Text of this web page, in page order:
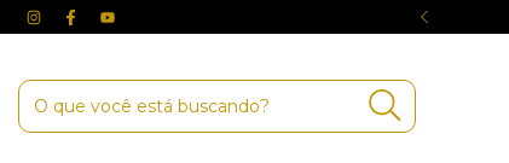
SEM JUROS NO CARTÃO